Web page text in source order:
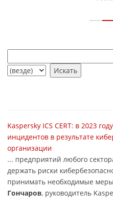
Kaspersky ICS CERT: в 2023
инцидентов в результате
организации
... предприятий любого
держать риски
принимать необходимые
Гончаров, руководитель